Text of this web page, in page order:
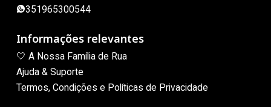
351965300544
Informações relevantes
🤍 A Nossa Família de Rua
Ajuda & Suporte
Termos, Condições e Políticas de Privacidade